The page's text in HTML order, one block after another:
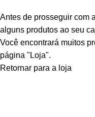
Antes de prosseguir com
alguns produtos ao seu
Você encontrará muitos
página "Loja".
Retornar para a loja